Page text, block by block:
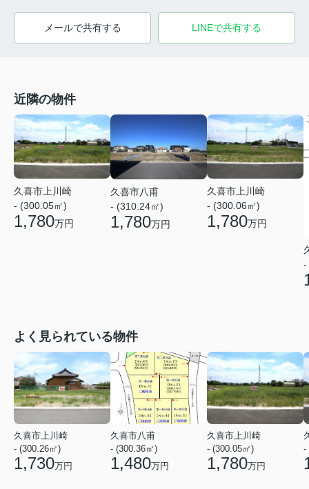
メールで共有する LINEで共有する
近隣の物件
久喜市上川崎
- (300.05㎡)
1,780万円
久喜市八甫
- (310.24㎡)
1,780万円
久喜市上川崎
- (300.06㎡)
1,780万円
-
よく見られている物件
久喜市上川崎
- (300.26㎡)
1,730万円
久喜市八甫
- (300.36㎡)
1,480万円
久喜市上川崎
- (300.05㎡)
1,780万円
-